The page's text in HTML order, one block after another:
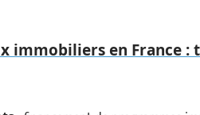
immobiliers en France :